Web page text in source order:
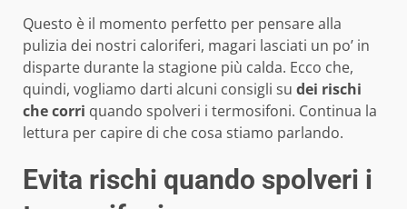
Questo è il momento perfetto per pensare alla
pulizia dei nostri caloriferi, magari lasciati un po’ in
disparte durante la stagione più calda. Ecco che,
quindi, vogliamo darti alcuni consigli su dei rischi
che corri quando spolveri i termosifoni. Continua la
lettura per capire di che cosa stiamo parlando.
Evita rischi quando spolveri i